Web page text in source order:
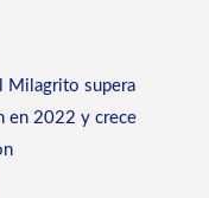
Milagrito supera
en 2022 y crece